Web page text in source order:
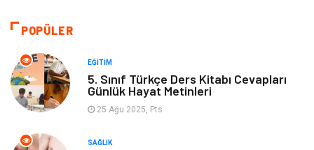
Bilgisayar & Yazılım
Yemek
Emlak Kültür Sanat
POPÜLER
EĞITIM
5. Sınıf Türkçe Ders Kitabı Cevapları
Günlük Hayat Metinleri
25 Ağu 2025, Pts
SAĞLIK